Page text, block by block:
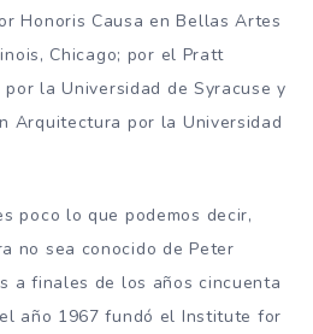
Honoris Causa en Bellas Artes
Chicago; por el Pratt
la Universidad de Syracuse y
Arquitectura por la Universidad
poco lo que podemos decir,
no sea conocido de Peter
a finales de los años cincuenta
año 1967 fundó el Institute for